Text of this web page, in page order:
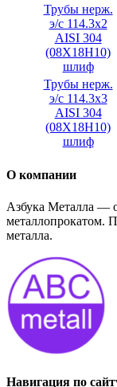
Трубы нерж.
э/с 114.3х2
AISI 304
(08X18H10)
шлиф
Трубы нерж.
э/с 114.3х3
AISI 304
(08X18H10)
шлиф
О компании
Азбука Металла —
металлопрокатом.
металла.
Навигация по